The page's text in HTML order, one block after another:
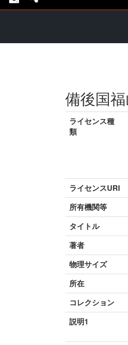
備後国
ライセンス種
類
ライセンスURI
所有機関等
タイトル
著者
物理サイズ
所在
コレクション
説明1